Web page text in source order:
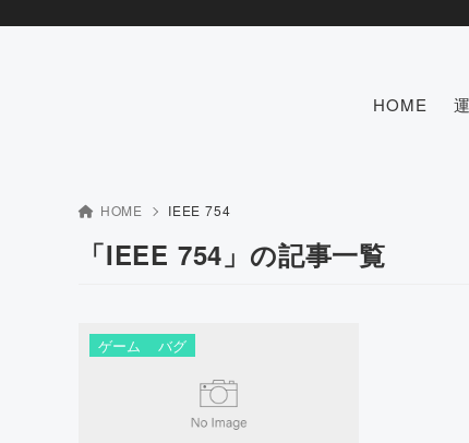
HOME
HOME IEEE 754
「IEEE 754」の記事一覧
ゲーム バグ